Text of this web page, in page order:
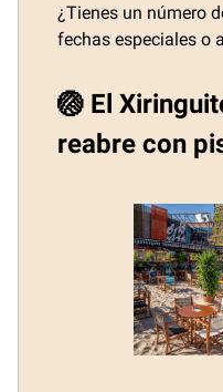
¿Tienes un número
fechas especiales o
🏐 El
reabre con